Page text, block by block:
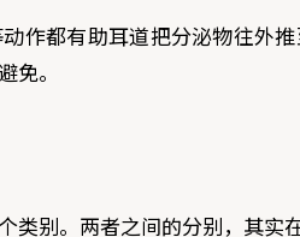
作都有助耳道把分泌物往外
免。
别。两者之间的分别，其实